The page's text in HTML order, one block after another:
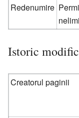
Redenumire
Istoric
Creatorul paginii